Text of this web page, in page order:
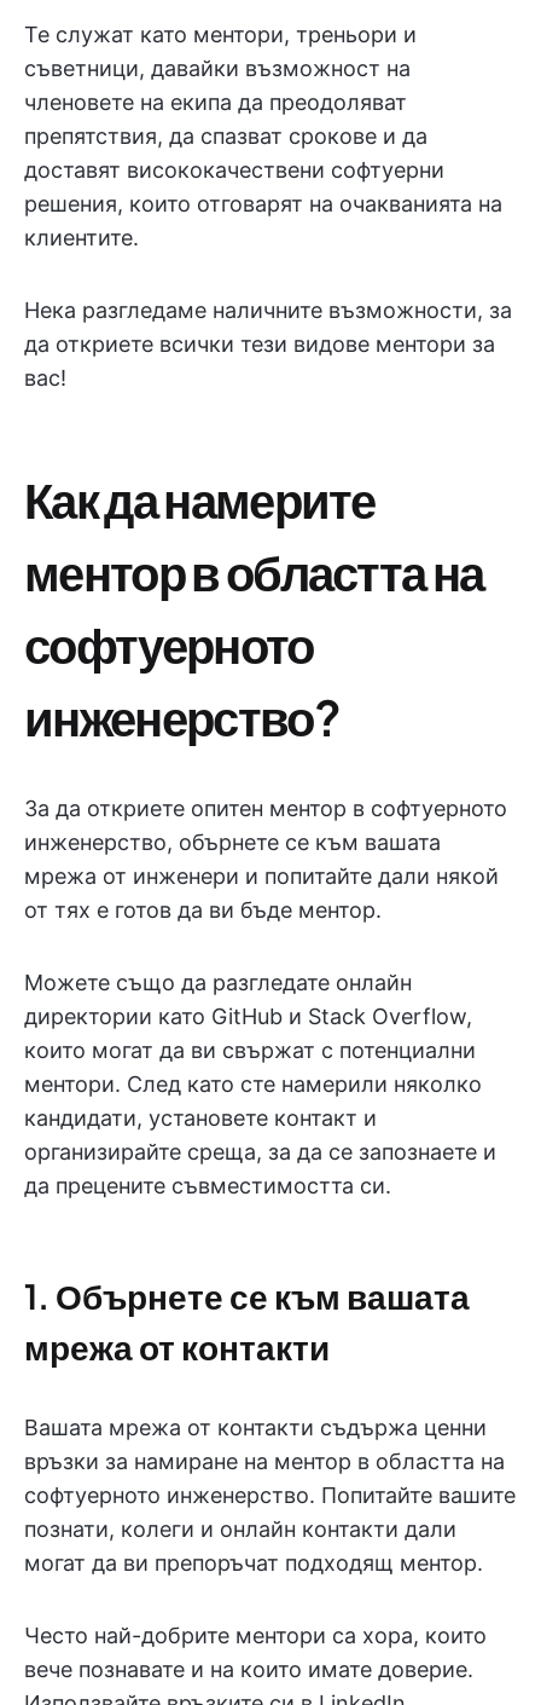
Те служат като ментори, треньори и
съветници, давайки възможност на
членовете на екипа да преодоляват
препятствия, да спазват срокове и да
доставят висококачествени софтуерни
решения, които отговарят на очакванията на
клиентите.
Нека разгледаме наличните възможности, за
да откриете всички тези видове ментори за
вас!
Как да намерите
ментор в областта на
софтуерното
инженерство?
За да откриете опитен ментор в софтуерното
инженерство, обърнете се към вашата
мрежа от инженери и попитайте дали някой
от тях е готов да ви бъде ментор.
Можете също да разгледате онлайн
директории като GitHub и Stack Overflow,
които могат да ви свържат с потенциални
ментори. След като сте намерили няколко
кандидати, установете контакт и
организирайте среща, за да се запознаете и
да прецените съвместимостта си.
1. Обърнете се към вашата
мрежа от контакти
Вашата мрежа от контакти съдържа ценни
връзки за намиране на ментор в областта на
софтуерното инженерство. Попитайте вашите
познати, колеги и онлайн контакти дали
могат да ви препоръчат подходящ ментор.
Често най-добрите ментори са хора, които
вече познавате и на които имате доверие.